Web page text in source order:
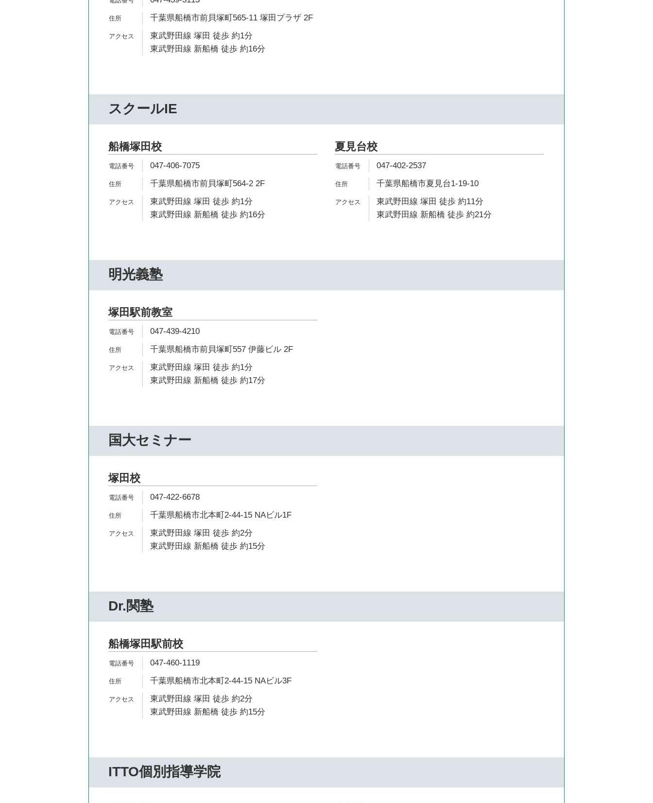
千葉県船橋市前貝塚町565-11 塚田プラザ 2F
東武野田線 塚田 徒歩 約1分
東武野田線 新船橋 徒歩 約16分
スクールIE
船橋塚田校
047-406-7075
千葉県船橋市前貝塚町564-2 2F
東武野田線 塚田 徒歩 約1分
東武野田線 新船橋 徒歩 約16分
夏見台校
047-402-2537
千葉県船橋市夏見台1-19-10
東武野田線 塚田 徒歩 約11分
東武野田線 新船橋 徒歩 約21分
明光義塾
塚田駅前教室
047-439-4210
千葉県船橋市前貝塚町557 伊藤ビル 2F
東武野田線 塚田 徒歩 約1分
東武野田線 新船橋 徒歩 約17分
国大セミナー
塚田校
047-422-6678
千葉県船橋市北本町2-44-15 NAビル1F
東武野田線 塚田 徒歩 約2分
東武野田線 新船橋 徒歩 約15分
Dr.関塾
船橋塚田駅前校
047-460-1119
千葉県船橋市北本町2-44-15 NAビル3F
東武野田線 塚田 徒歩 約2分
東武野田線 新船橋 徒歩 約15分
ITTO個別指導学院